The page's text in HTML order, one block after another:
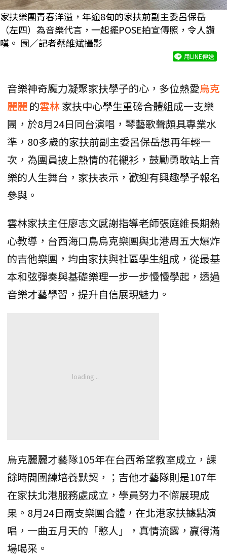
家扶樂團青春洋溢，年逾8旬的家扶前副主委呂保岳
（左四）為音樂代言，一起擺POSE拍宣傳照，令人讚
嘆。 圖／記者蔡維斌攝影
用LINE傳送
音樂神奇魔力凝聚家扶學子的心，多位熱愛烏克
麗麗的雲林 家扶中心學生重磅合體組成一支樂
團，於8月24日同台演唱，琴藝歌聲頗具專業水
準，80多歲的家扶前副主委呂保岳想再年輕一
次，為團員披上熱情的花襯衫，鼓勵勇敢站上音
樂的人生舞台，家扶表示，歡迎有興趣學子報名
參與。
雲林家扶主任廖志文感謝指導老師張庭維長期熱
心教導，台西海口鳥烏克樂團與北港周五大爆炸
的吉他樂團，均由家扶與社區學生組成，從最基
本和弦彈奏與基礎樂理一步一步慢慢學起，透過
音樂才藝學習，提升自信展現魅力。
烏克麗麗才藝隊105年在台西希望教室成立，課
餘時間團練培養默契，；吉他才藝隊則是107年
在家扶北港服務處成立，學員努力不懈展現成
果。8月24日兩支樂團合體，在北港家扶據點演
唱，一曲五月天的「憨人」，真情流露，贏得滿
場喝采。